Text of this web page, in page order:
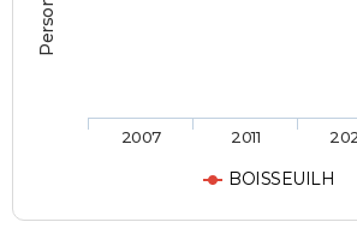
BOISSEUILH
2007 2011